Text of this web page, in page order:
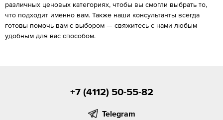
различных ценовых категориях, чтобы вы смогли выбрать то,
что подходит именно вам. Также наши консультанты всегда
готовы помочь вам с выбором — свяжитесь с нами любым
удобным для вас способом.
+7 (4112) 50-55-82
Telegram